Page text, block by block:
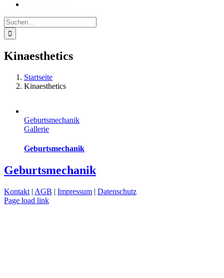
Suche
nach:
Kinaesthetics
Startseite
Kinaesthetics
Geburtsmechanik
Gallerie
Geburtsmechanik
Geburtsmechanik
Kontakt | AGB | Impressum | Datenschutz
Page load link